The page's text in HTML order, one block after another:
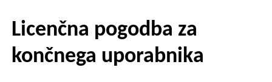
Licenčna pogodba za
končnega uporabnika